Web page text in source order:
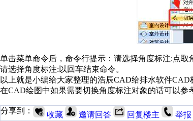
单击菜单命令后，命令行提示：请选择角度标注:点
请选择角度标注:以回车结束命令。
以上就是小编给大家整理的浩辰CAD给排水软件
在CAD绘图中如果需要切换角度标注对象的话可以参
分享到： 收藏 邀请回答 回复楼主 举报